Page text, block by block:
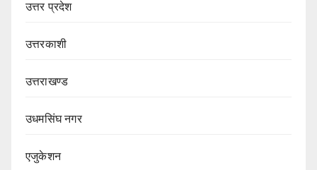
उत्तर प्रदेश
उत्तरकाशी
उत्तराखण्ड
उधमसिंघ नगर
एजुकेशन